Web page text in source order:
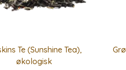
Te (Sunshine Tea),
økologisk